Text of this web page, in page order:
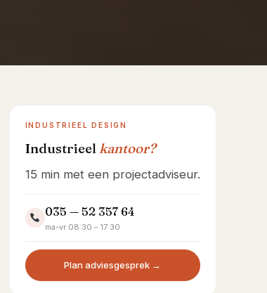
INDUSTRIEEL DESIGN
Industrieel kantoor?
15 min met een projectadviseur.
035 — 52 357 64
ma-vr 08:30 – 17:30
Plan adviesgesprek →